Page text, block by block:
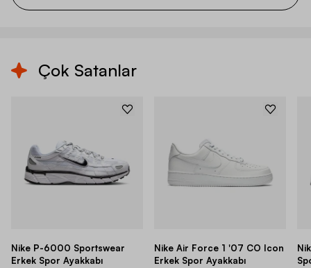
Çok Satanlar
Nike P-6000 Sportswear
Erkek Spor Ayakkabı
Nike Air Force 1 '07 CO Icon
Erkek Spor Ayakkabı